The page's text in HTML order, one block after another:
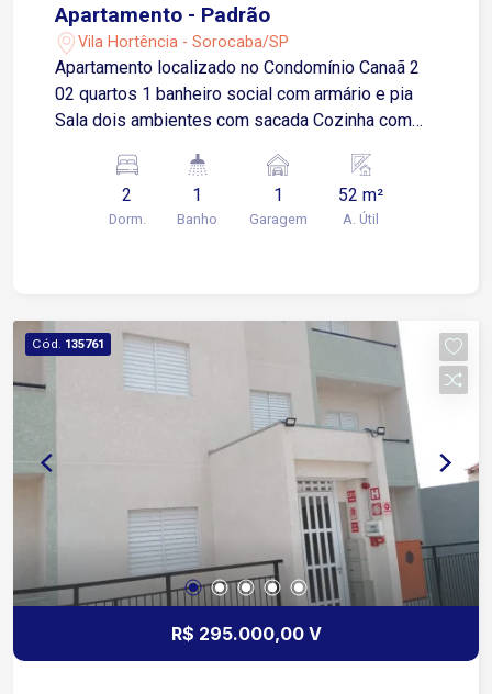
Apartamento - Padrão
Vila Hortência - Sorocaba/SP
Apartamento localizado no Condomínio Canaã 2
02 quartos 1 banheiro social com armário e pia
Sala dois ambientes com sacada Cozinha com
2
Dorm.
1
Banho
1
Garagem
52 m²
A. Útil
Cód. 135761
R$ 295.000,00 V